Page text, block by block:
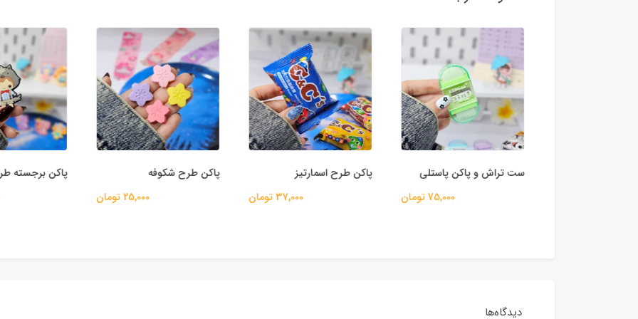
ست تراش و پاکن پاستلی
75,000 تومان
پاکن طرح اسمارتیز
37,000 تومان
پاکن طرح شکوفه
25,000 تومان
پاکن برجسته
دیدگاه‌ها